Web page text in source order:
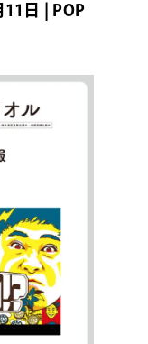
日 | POP